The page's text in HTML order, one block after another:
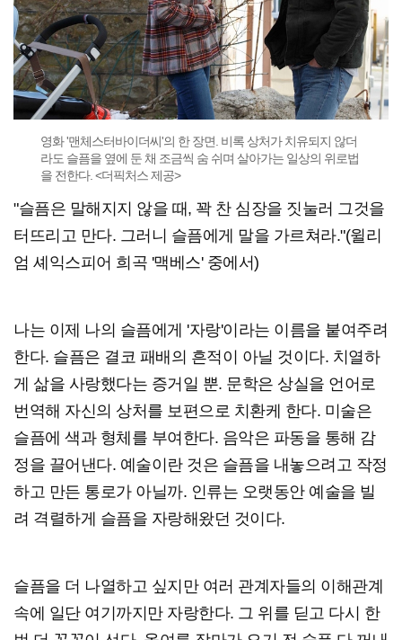
영화 '맨체스터바이더씨'의 한 장면. 비록 상처가 치유되지 않더
라도 슬픔을 옆에 둔 채 조금씩 숨 쉬며 살아가는 일상의 위로법
을 전한다. <더픽처스 제공>
"슬픔은 말해지지 않을 때, 꽉 찬 심장을 짓눌러 그것을
터뜨리고 만다. 그러니 슬픔에게 말을 가르쳐라."(윌리
엄 셰익스피어 희곡 '맥베스' 중에서)
나는 이제 나의 슬픔에게 '자랑'이라는 이름을 붙여주려
한다. 슬픔은 결코 패배의 흔적이 아닐 것이다. 치열하
게 삶을 사랑했다는 증거일 뿐. 문학은 상실을 언어로
번역해 자신의 상처를 보편으로 치환케 한다. 미술은
슬픔에 색과 형체를 부여한다. 음악은 파동을 통해 감
정을 끌어낸다. 예술이란 것은 슬픔을 내놓으려고 작정
하고 만든 통로가 아닐까. 인류는 오랫동안 예술을 빌
려 격렬하게 슬픔을 자랑해왔던 것이다.
슬픔을 더 나열하고 싶지만 여러 관계자들의 이해관계
속에 일단 여기까지만 자랑한다. 그 위를 딛고 다시 한